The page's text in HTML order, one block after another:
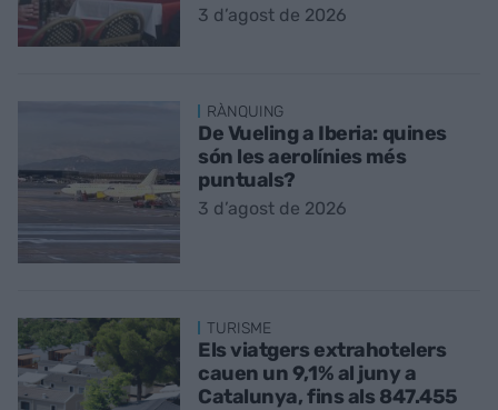
3 d’agost de 2026
RÀNQUING
De Vueling a Iberia: quines
són les aerolínies més
puntuals?
3 d’agost de 2026
TURISME
Els viatgers extrahotelers
cauen un 9,1% al juny a
Catalunya, fins als 847.455